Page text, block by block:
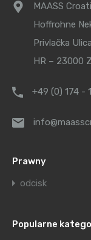
MAASS
Hoffrohne
Privlačka
HR – 23000
+49 (0) 174 -
Prawny
odcisk
Popularne